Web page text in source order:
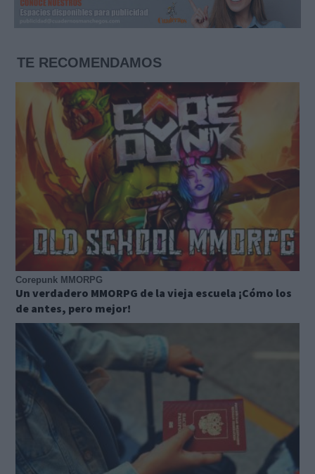
TE RECOMENDAMOS
Corepunk MMORPG
Un verdadero MMORPG de la vieja escuela ¡Cómo los
de antes, pero mejor!